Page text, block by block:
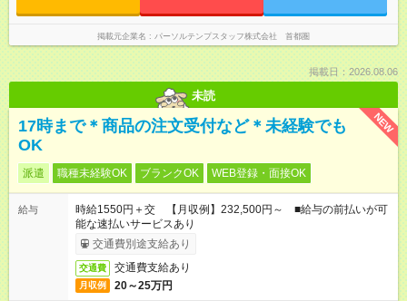
掲載元企業名 パーソルテンプスタッフ株式会社 首都圏
掲載日：2026.08.06
未読
NEW
17時まで＊商品の注文受付など＊未経験でも
OK
派遣 職種未経験OK ブランクOK WEB登録・面接OK
給与
時給1550円＋交 【月収例】232,500円～ ■給与の前払いが可
能な速払いサービスあり
交通費別途支給あり
交通費 交通費支給あり
月収例 20～25万円